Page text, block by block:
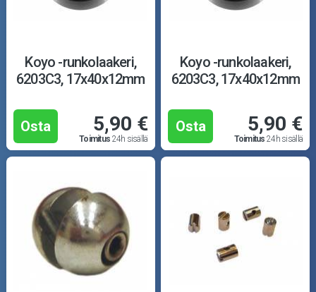
Koyo -runkolaakeri,
6203C3, 17x40x12mm
Osta 5,90 €
Toimitus 24h sisällä
Koyo -runkolaakeri,
6203C3, 17x40x12mm
Osta 5,90 €
Toimitus 24h sisällä